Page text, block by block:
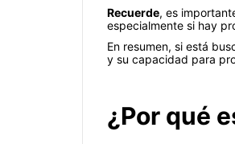
Recuerde, es
especialmente si hay
En resumen, si está
y su capacidad para
¿Por qué